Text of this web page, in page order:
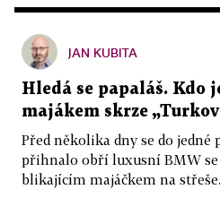
JAN KUBITA
Hledá se papaláš. Kdo
majákem skrze
Před několika dny se do
přihnalo obří luxusní BMW
blikajícím majáčkem na